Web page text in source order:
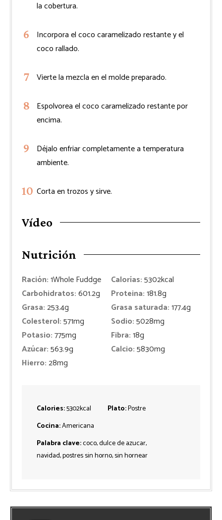
la cobertura.
Incorpora el coco caramelizado restante y el
coco rallado.
Vierte la mezcla en el molde preparado.
Espolvorea el coco caramelizado restante por
encima.
Déjalo enfriar completamente a temperatura
ambiente.
Corta en trozos y sirve.
Vídeo
Nutrición
Ración:1Whole Fuddge Calorías:5302kcal
Carbohidratos:601.2g Proteina:181.8g
Grasa:253.4g Grasa saturada:177.4g
Colesterol:571mg Sodio:5028mg
Potasio:775mg Fibra:18g
Azúcar:563.9g Calcio:5830mg
Hierro:28mg
Calories:5302kcal Plato:Postre
Cocina:Americana
Palabra clave:coco, dulce de azucar,
navidad, postres sin horno, sin hornear